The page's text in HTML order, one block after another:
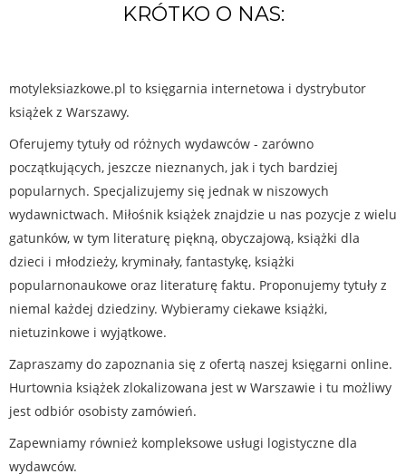
KRÓTKO O NAS:
motyleksiazkowe.pl to księgarnia internetowa i dystrybutor
książek z Warszawy.
Oferujemy tytuły od różnych wydawców - zarówno
początkujących, jeszcze nieznanych, jak i tych bardziej
popularnych. Specjalizujemy się jednak w niszowych
wydawnictwach. Miłośnik książek znajdzie u nas pozycje z wielu
gatunków, w tym literaturę piękną, obyczajową, książki dla
dzieci i młodzieży, kryminały, fantastykę, książki
popularnonaukowe oraz literaturę faktu. Proponujemy tytuły z
niemal każdej dziedziny. Wybieramy ciekawe książki,
nietuzinkowe i wyjątkowe.
Zapraszamy do zapoznania się z ofertą naszej księgarni online.
Hurtownia książek zlokalizowana jest w Warszawie i tu możliwy
jest odbiór osobisty zamówień.
Zapewniamy również kompleksowe usługi logistyczne dla
wydawców.